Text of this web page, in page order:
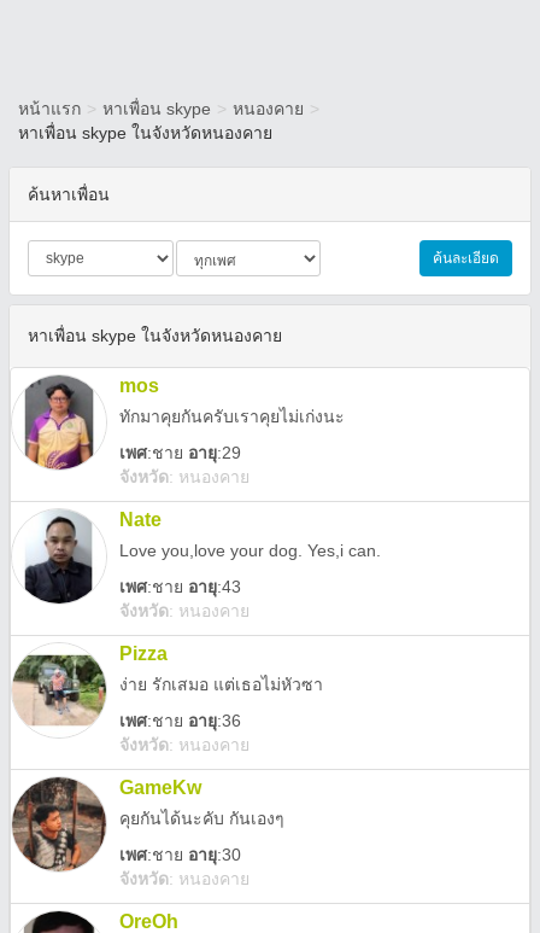
หน้าแรก > หาเพื่อน skype > หนองคาย >
หาเพื่อน skype ในจังหวัดหนองคาย
ค้นหาเพื่อน
ค้นละเอียด
หาเพื่อน skype ในจังหวัดหนองคาย
mos
ทักมาคุยกันครับเราคุยไม่เก่งนะ
เพศ:ชาย อายุ:29
จังหวัด: หนองคาย
Nate
Love you,love your dog. Yes,i can.
เพศ:ชาย อายุ:43
จังหวัด: หนองคาย
Pizza
ง่าย รักเสมอ แต่เธอไม่หัวซา
เพศ:ชาย อายุ:36
จังหวัด: หนองคาย
GameKw
คุยกันได้นะคับ กันเองๆ
เพศ:ชาย อายุ:30
จังหวัด: หนองคาย
OreOh